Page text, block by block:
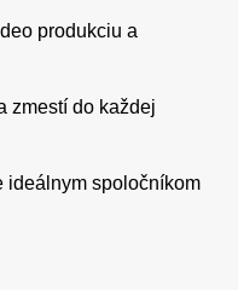
produkciu a
zmestí do každej
ideálnym spoločníkom